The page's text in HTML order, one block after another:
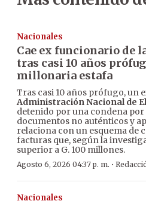
Nacionales
Cae ex funcionario de
tras casi 10 años
millonaria estafa
Tras casi 10 años prófugo, un
Administración Nacional de
detenido por una condena
documentos no auténticos y
relaciona con un esquema de
facturas que, según la
superior a G. 100 millones.
Agosto 6, 2026 04:37 p. m. ·
Nacionales